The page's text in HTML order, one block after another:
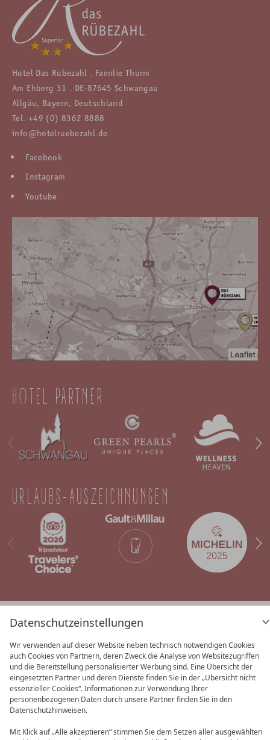
Datenschutzeinstellungen
Wir verwenden auf dieser Website neben technisch notwendigen Cookies
auch Cookies von Partnern, deren Zweck die Analyse von Websitezugriffen
und die Bereitstellung personalisierter Werbung sind. Eine Übersicht der
eingesetzten Partner und deren Dienste finden Sie in der „Übersicht nicht
essenzieller Cookies“. Informationen zur Verwendung Ihrer
personenbezogenen Daten durch unsere Partner finden Sie in den
Datenschutzhinweisen.
Mit Klick auf „Alle akzeptieren“ stimmen Sie dem Setzen aller ausgewählten
Hotel Das Rübezahl . Familie Thurm
Am Ehberg 31 . DE-87645 Schwangau
Allgäu, Bayern, Deutschland
Tel. +49 (0) 8362 8888
info@hotelruebezahl.de
Facebook
Instagram
Youtube
HOTEL PARTNER
URLAUBS-AUSZEICHNUNGEN
AGB Datenschutz